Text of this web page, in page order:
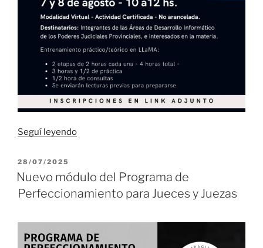
Seguí leyendo“Invitamos:
en
uso
PUBLICADO
EL
28/07/2025
Nuevo módulo del Programa de
Perfeccionamiento para Jueces y Juezas